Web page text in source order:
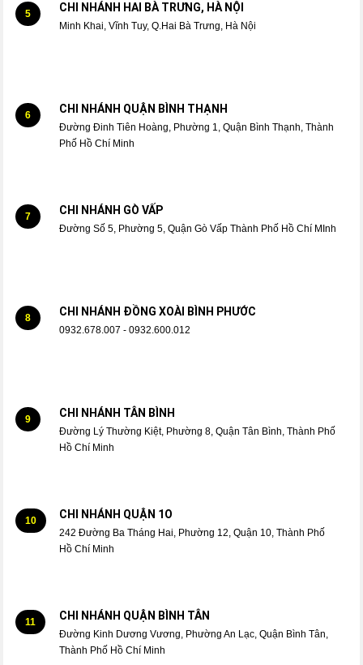
5 CHI NHÁNH HAI BÀ TRƯNG, HÀ NỘI
Minh Khai, Vĩnh Tuy, Q.Hai Bà Trưng, Hà Nội
6 CHI NHÁNH QUẬN BÌNH THẠNH
Đường Đinh Tiên Hoàng, Phường 1, Quận Bình Thạnh, Thành
Phố Hồ Chí Minh
7 CHI NHÁNH GÒ VẤP
Đường Số 5, Phường 5, Quận Gò Vấp Thành Phố Hồ Chí MInh
8 CHI NHÁNH ĐỒNG XOÀI BÌNH PHƯỚC
0932.678.007 - 0932.600.012
9 CHI NHÁNH TÂN BÌNH
Đường Lý Thường Kiệt, Phường 8, Quận Tân Bình, Thành Phố
Hồ Chí Minh
10 CHI NHÁNH QUẬN 1O
242 Đường Ba Tháng Hai, Phường 12, Quận 10, Thành Phố
Hồ Chí Minh
11 CHI NHÁNH QUẬN BÌNH TÂN
Đường Kinh Dương Vương, Phường An Lạc, Quận Bình Tân,
Thành Phố Hồ Chí Minh